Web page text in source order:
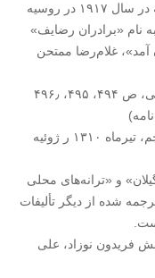
بازرگانان تبریز بودند که تا زمان انقلاب روسیه در سال ۱۹۱۷ در روسیه
نام «برادران رضایف»
آمد»، غلام‌رضا ممتحن
۷‏. مجله مدرسه عالی فلاحت کرج، شماره پنجم، تیرماه ۱۳۱۰ ر ژوئیه
و «ترانه‌های محلی
شده از دیگر تألیفات
فریدون نوزاد، علی